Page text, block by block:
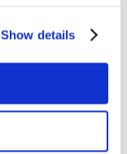
Show details
Koncerty